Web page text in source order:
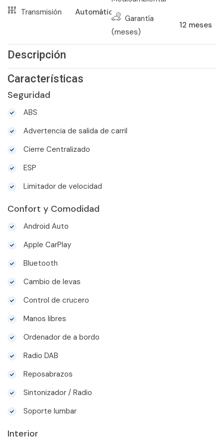
Transmisión Automático
Garantía
(meses)
12 meses
Descripción
Características
Seguridad
ABS
Advertencia de salida de carril
Cierre Centralizado
ESP
Limitador de velocidad
Confort y Comodidad
Android Auto
Apple CarPlay
Bluetooth
Cambio de levas
Control de crucero
Manos libres
Ordenador de a bordo
Radio DAB
Reposabrazos
Sintonizador / Radio
Soporte lumbar
Interior